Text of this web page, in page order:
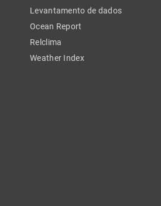
Levantamento de dados
Ocean Report
Relclima
Weather Index